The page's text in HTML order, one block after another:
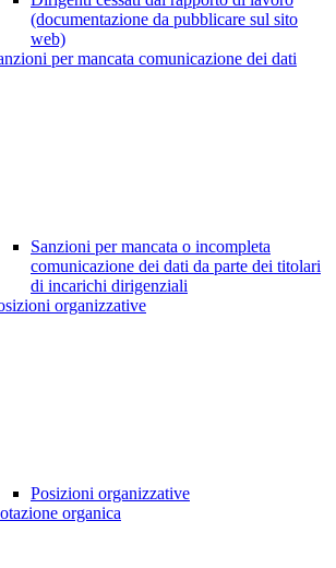
(documentazione da pubblicare sul sito
web)
per mancata comunicazione dei dati
Sanzioni per mancata o incompleta
comunicazione dei dati da parte dei titolari
di incarichi dirigenziali
organizzative
Posizioni organizzative
organica